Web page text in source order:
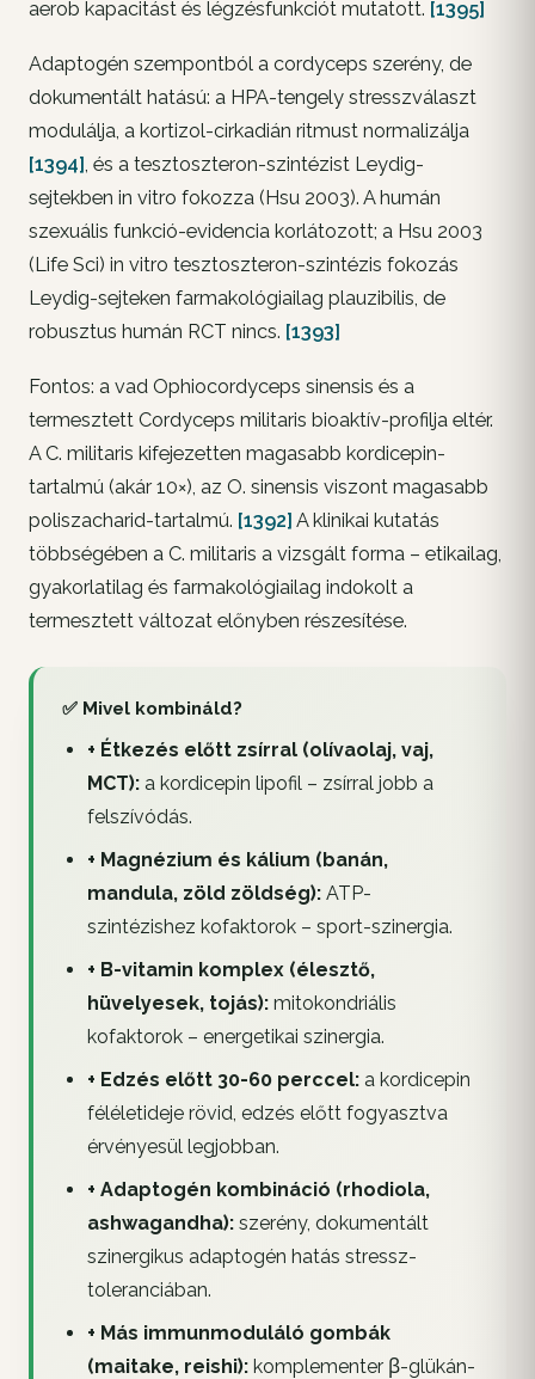
aerob kapacitást és légzésfunkciót mutatott. [1395]
Adaptogén szempontból a cordyceps szerény, de
dokumentált hatású: a HPA-tengely stresszválaszt
modulálja, a kortizol-cirkadián ritmust normalizálja
[1394], és a tesztoszteron-szintézist Leydig-
sejtekben in vitro fokozza (Hsu 2003). A humán
szexuális funkció-evidencia korlátozott; a Hsu 2003
(Life Sci) in vitro tesztoszteron-szintézis fokozás
Leydig-sejteken farmakológiailag plauzibilis, de
robusztus humán RCT nincs. [1393]
Fontos: a vad Ophiocordyceps sinensis és a
termesztett Cordyceps militaris bioaktív-profilja eltér.
A C. militaris kifejezetten magasabb kordicepin-
tartalmú (akár 10×), az O. sinensis viszont magasabb
poliszacharid-tartalmú. [1392] A klinikai kutatás
többségében a C. militaris a vizsgált forma – etikailag,
gyakorlatilag és farmakológiailag indokolt a
termesztett változat előnyben részesítése.
✅ Mivel kombináld?
+ Étkezés előtt zsírral (olívaolaj, vaj,
MCT):a kordicepin lipofil – zsírral jobb a
felszívódás.
+ Magnézium és kálium (banán,
mandula, zöld zöldség):ATP-
szintézishez kofaktorok – sport-szinergia.
+ B-vitamin komplex (élesztő,
hüvelyesek, tojás):mitokondriális
kofaktorok – energetikai szinergia.
+ Edzés előtt 30-60 perccel:a kordicepin
féléletideje rövid, edzés előtt fogyasztva
érvényesül legjobban.
+ Adaptogén kombináció (rhodiola,
ashwagandha):szerény, dokumentált
szinergikus adaptogén hatás stressz-
toleranciában.
+ Más immunmoduláló gombák
(maitake, reishi):komplementer β-glükán-